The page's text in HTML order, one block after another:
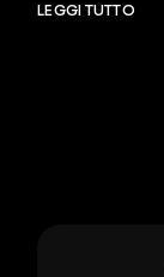
LEGGI TUTTO